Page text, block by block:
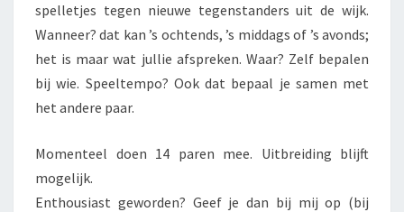
spelletjes tegen nieuwe tegenstanders uit de wijk.
Wanneer? dat kan ’s ochtends, ’s middags of ’s avonds;
het is maar wat jullie afspreken. Waar? Zelf bepalen
bij wie. Speeltempo? Ook dat bepaal je samen met
het andere paar.
Momenteel doen 14 paren mee. Uitbreiding blijft
mogelijk.
Enthousiast geworden? Geef je dan bij mij op (bij